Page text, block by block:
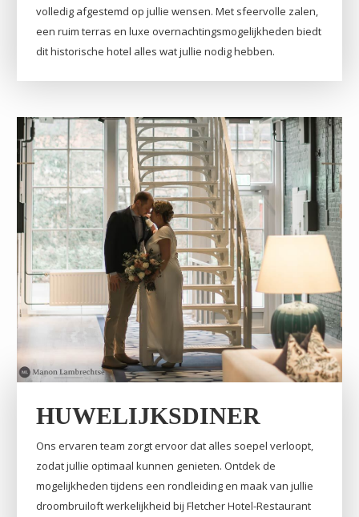
volledig afgestemd op jullie wensen. Met sfeervolle zalen,
een ruim terras en luxe overnachtingsmogelijkheden biedt
dit historische hotel alles wat jullie nodig hebben.
HUWELIJKSDINER
Ons ervaren team zorgt ervoor dat alles soepel verloopt,
zodat jullie optimaal kunnen genieten. Ontdek de
mogelijkheden tijdens een rondleiding en maak van jullie
droombruiloft werkelijkheid bij Fletcher Hotel-Restaurant